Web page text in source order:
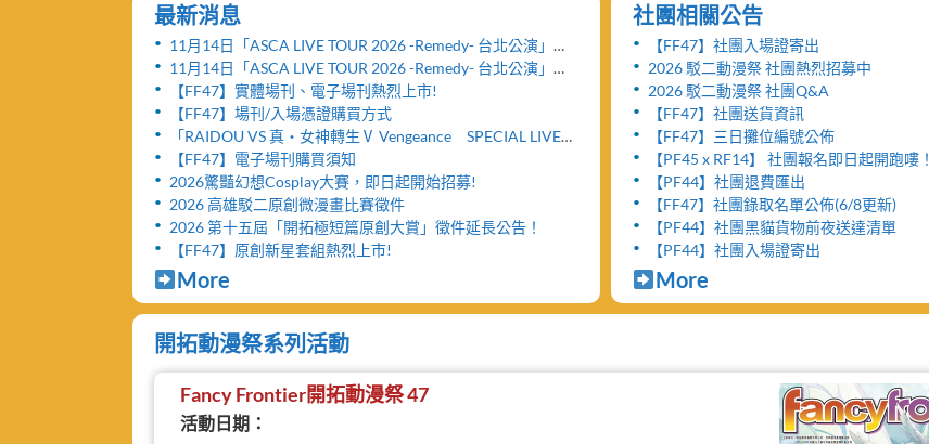
最新消息
11月14日「ASCA LIVE TOUR 2026 -Remedy- 台北公演」將
舉辦「FF47迷你演唱會」與「致贈小禮物活動」
11月14日「ASCA LIVE TOUR 2026 -Remedy- 台北公演」售
票網頁公開及女性粉絲看台區設置公告！！
【FF47】實體場刊、電子場刊熱烈上市!
【FF47】場刊/入場憑證購買方式
「RAIDOU VS 真・女神轉生Ⅴ Vengeance SPECIAL LIVE
台北公演」活動取消及退票服務相關公告
【FF47】電子場刊購買須知
2026驚豔幻想Cosplay大賽，即日起開始招募!
2026 高雄駁二原創微漫畫比賽徵件
2026 第十五屆「開拓極短篇原創大賞」徵件延長公告！
【FF47】原創新星套組熱烈上市!
More
社團相關公告
【FF47】社團入場證寄出
2026 駁二動漫祭 社團熱烈招募中
2026 駁二動漫祭 社團Q&A
【FF47】社團送貨資訊
【FF47】三日攤位編號公佈
【PF45 x RF14】 社團報名即日起開跑嘍！
【PF44】社團退費匯出
【FF47】社團錄取名單公佈(6/8更新)
【PF44】社團黑貓貨物前夜送達清單
【PF44】社團入場證寄出
More
開拓動漫祭系列活動
Fancy Frontier開拓動漫祭 47
活動日期：